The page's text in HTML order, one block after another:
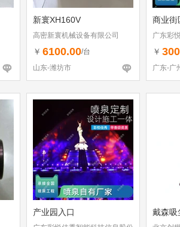
新寰XH160V
高密新寰机械设备有限公司
￥ 6100.00/台
山东-潍坊市
商业街
广东彩
有限公
￥
广东-广
产业园入口 戴森吸